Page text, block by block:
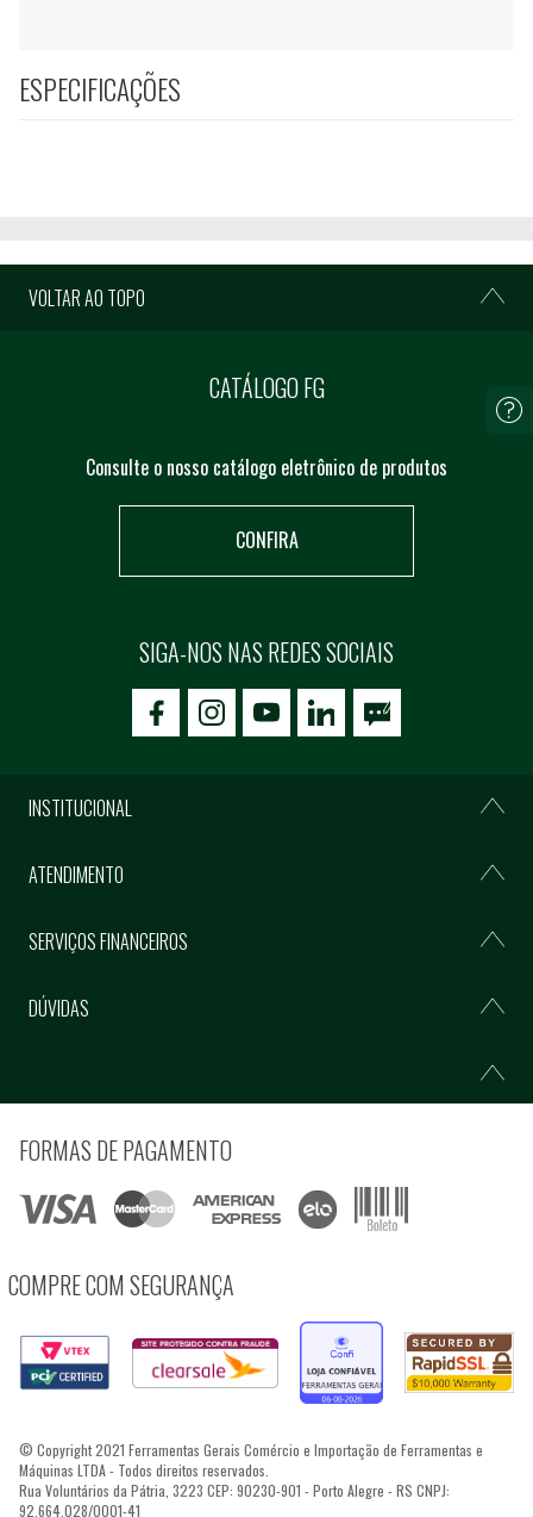
ESPECIFICAÇÕES
VOLTAR AO TOPO
CATÁLOGO FG
Consulte o nosso catálogo eletrônico de produtos
CONFIRA
SIGA-NOS NAS REDES SOCIAIS
icon-facebookicon-social02icon-social03
INSTITUCIONAL
ATENDIMENTO
SERVIÇOS FINANCEIROS
DÚVIDAS
FORMAS DE PAGAMENTO
COMPRE COM SEGURANÇA
© Copyright 2021 Ferramentas Gerais Comércio e Importação de Ferramentas e
Máquinas LTDA - Todos direitos reservados.
Rua Voluntários da Pátria, 3223 CEP: 90230-901 - Porto Alegre - RS CNPJ:
92.664.028/0001-41